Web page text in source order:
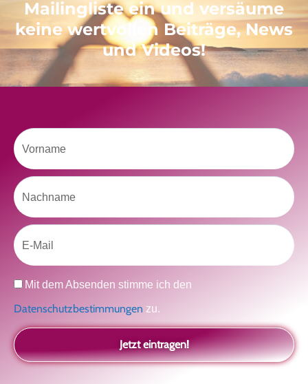
Like uns auf Facebook
Klicke hier, um Marketing-Cookies zu
kolitscher.by.biotic
glückliche Beziehung-The Master KeyAsha und Marie-Luise
Kolitscher
Sisterlove
Mailingliste ein und versäume
keine wertvollen Beiträge, News
und Videos!
Vorname
Nachname
Email
Datenschutz
Mit dem Absenden stimme ich den
Datenschutzbestimmungen zu.
Jetzt eintragen!